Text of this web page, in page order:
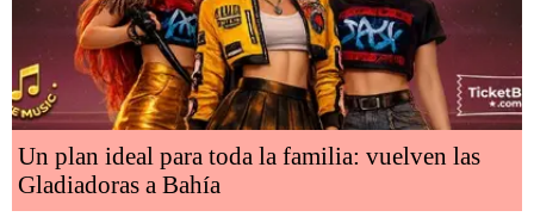
Un plan ideal para toda la familia: vuelven las
Gladiadoras a Bahía